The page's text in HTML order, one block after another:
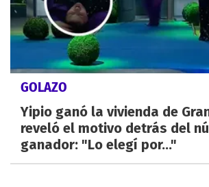
GOLAZO
Yipio ganó la vivienda de
reveló el motivo detrás del
ganador: "Lo elegí por..."